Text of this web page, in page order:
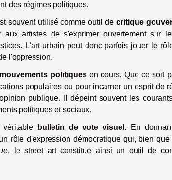
des régimes politiques.
souvent utilisé comme outil decritique
artistes de s'exprimer ouvertement sur
L'art urbain peut donc parfois jouer le
l'oppression.
mouvements politiquesen cours. Que ce soit
populaires ou pour incarner un esprit de
publique. Il dépeint souvent les
politiques et sociaux.
bulletin de vote visuel . En
rôle d'expression démocratique qui, bien que
, le street art constitue ainsi un outil de